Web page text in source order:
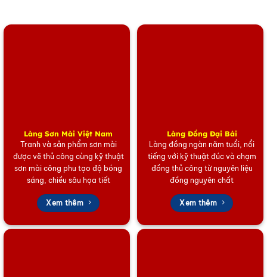
Làng Sơn Mài Việt Nam
Tranh và sản phẩm sơn mài
được vẽ thủ công cùng kỹ thuật
sơn mài công phu tạo độ bóng
sáng, chiều sâu họa tiết
Xem thêm
Làng Đồng Đại Bái
Làng đồng ngàn năm tuổi, nổi
tiếng với kỹ thuật đúc và chạm
đồng thủ công từ nguyên liệu
đồng nguyên chất
Xem thêm